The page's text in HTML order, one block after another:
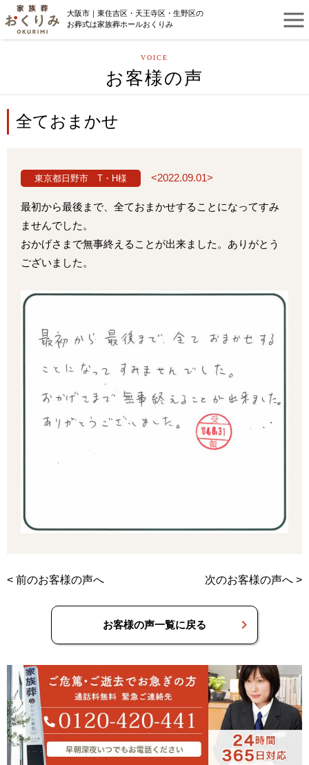
大阪市｜東住吉区・天王寺区・生野区の
お葬式は家族葬ホールおくりみ
VOICE
お客様の声
全ておまかせ
東京都日野市 T・H様 <2022.09.01>
最初から最後まで、全ておまかせすることになってすみ
ませんでした。
おかげさまで無事終えることが出来ました。ありがとう
ございました。
< 前のお客様の声へ 次のお客様の声へ >
お客様の声一覧に戻る